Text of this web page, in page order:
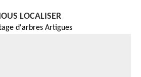
LOCALISER
d'arbres Artigues